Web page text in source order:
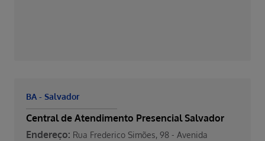
BA - Salvador
Central de Atendimento Presencial Salvador
Endereço: Rua Frederico Simões, 98 - Avenida